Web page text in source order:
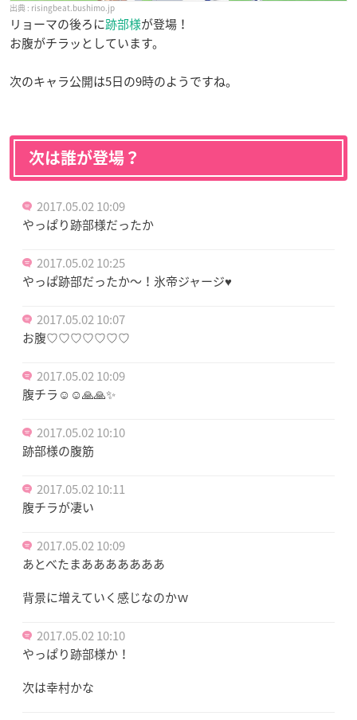
risingbeat.bushimo.jp
リョーマの後ろに跡部様が登場！
お腹がチラッとしています。
次のキャラ公開は5日の9時のようですね。
次は誰が登場？
2017.05.02 10:09
やっぱり跡部様だったか
2017.05.02 10:25
やっぱ跡部だったか～！氷帝ジャージ♥️
2017.05.02 10:07
お腹♡♡♡♡♡♡♡
2017.05.02 10:09
腹チラ☺️☺️🙏🙏✨
2017.05.02 10:10
跡部様の腹筋
2017.05.02 10:11
腹チラが凄い
2017.05.02 10:09
あとべたまあああああああ
背景に増えていく感じなのかｗ
2017.05.02 10:10
やっぱり跡部様か！
次は幸村かな